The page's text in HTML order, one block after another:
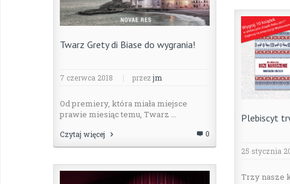
Twarz Grety di Biase do wygrania!
7 czerwca 2018 | przez jm
Od premiery, która miała miejsce
prawie miesiąc temu, Twarz ...
Czytaj więcej 0
Plebiscyt
25 stycznia
Trzy nasze